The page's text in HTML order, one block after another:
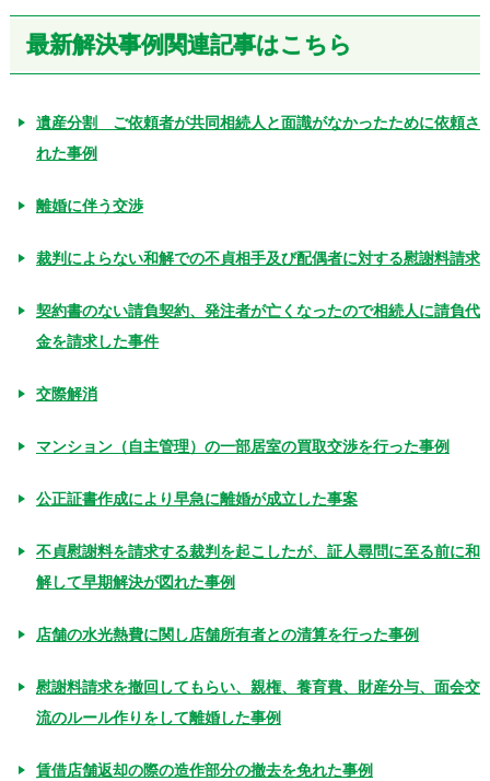
最新解決事例関連記事はこちら
遺産分割 ご依頼者が共同相続人と面識がなかったために依頼さ
れた事例
離婚に伴う交渉
裁判によらない和解での不貞相手及び配偶者に対する慰謝料請求
契約書のない請負契約、発注者が亡くなったので相続人に請負代
金を請求した事件
交際解消
マンション（自主管理）の一部居室の買取交渉を行った事例
公正証書作成により早急に離婚が成立した事案
不貞慰謝料を請求する裁判を起こしたが、証人尋問に至る前に和
解して早期解決が図れた事例
店舗の水光熱費に関し店舗所有者との清算を行った事例
慰謝料請求を撤回してもらい、親権、養育費、財産分与、面会交
流のルール作りをして離婚した事例
賃借店舗返却の際の造作部分の撤去を免れた事例